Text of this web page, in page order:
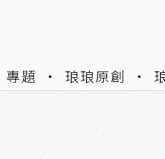
專題 琅琅原創